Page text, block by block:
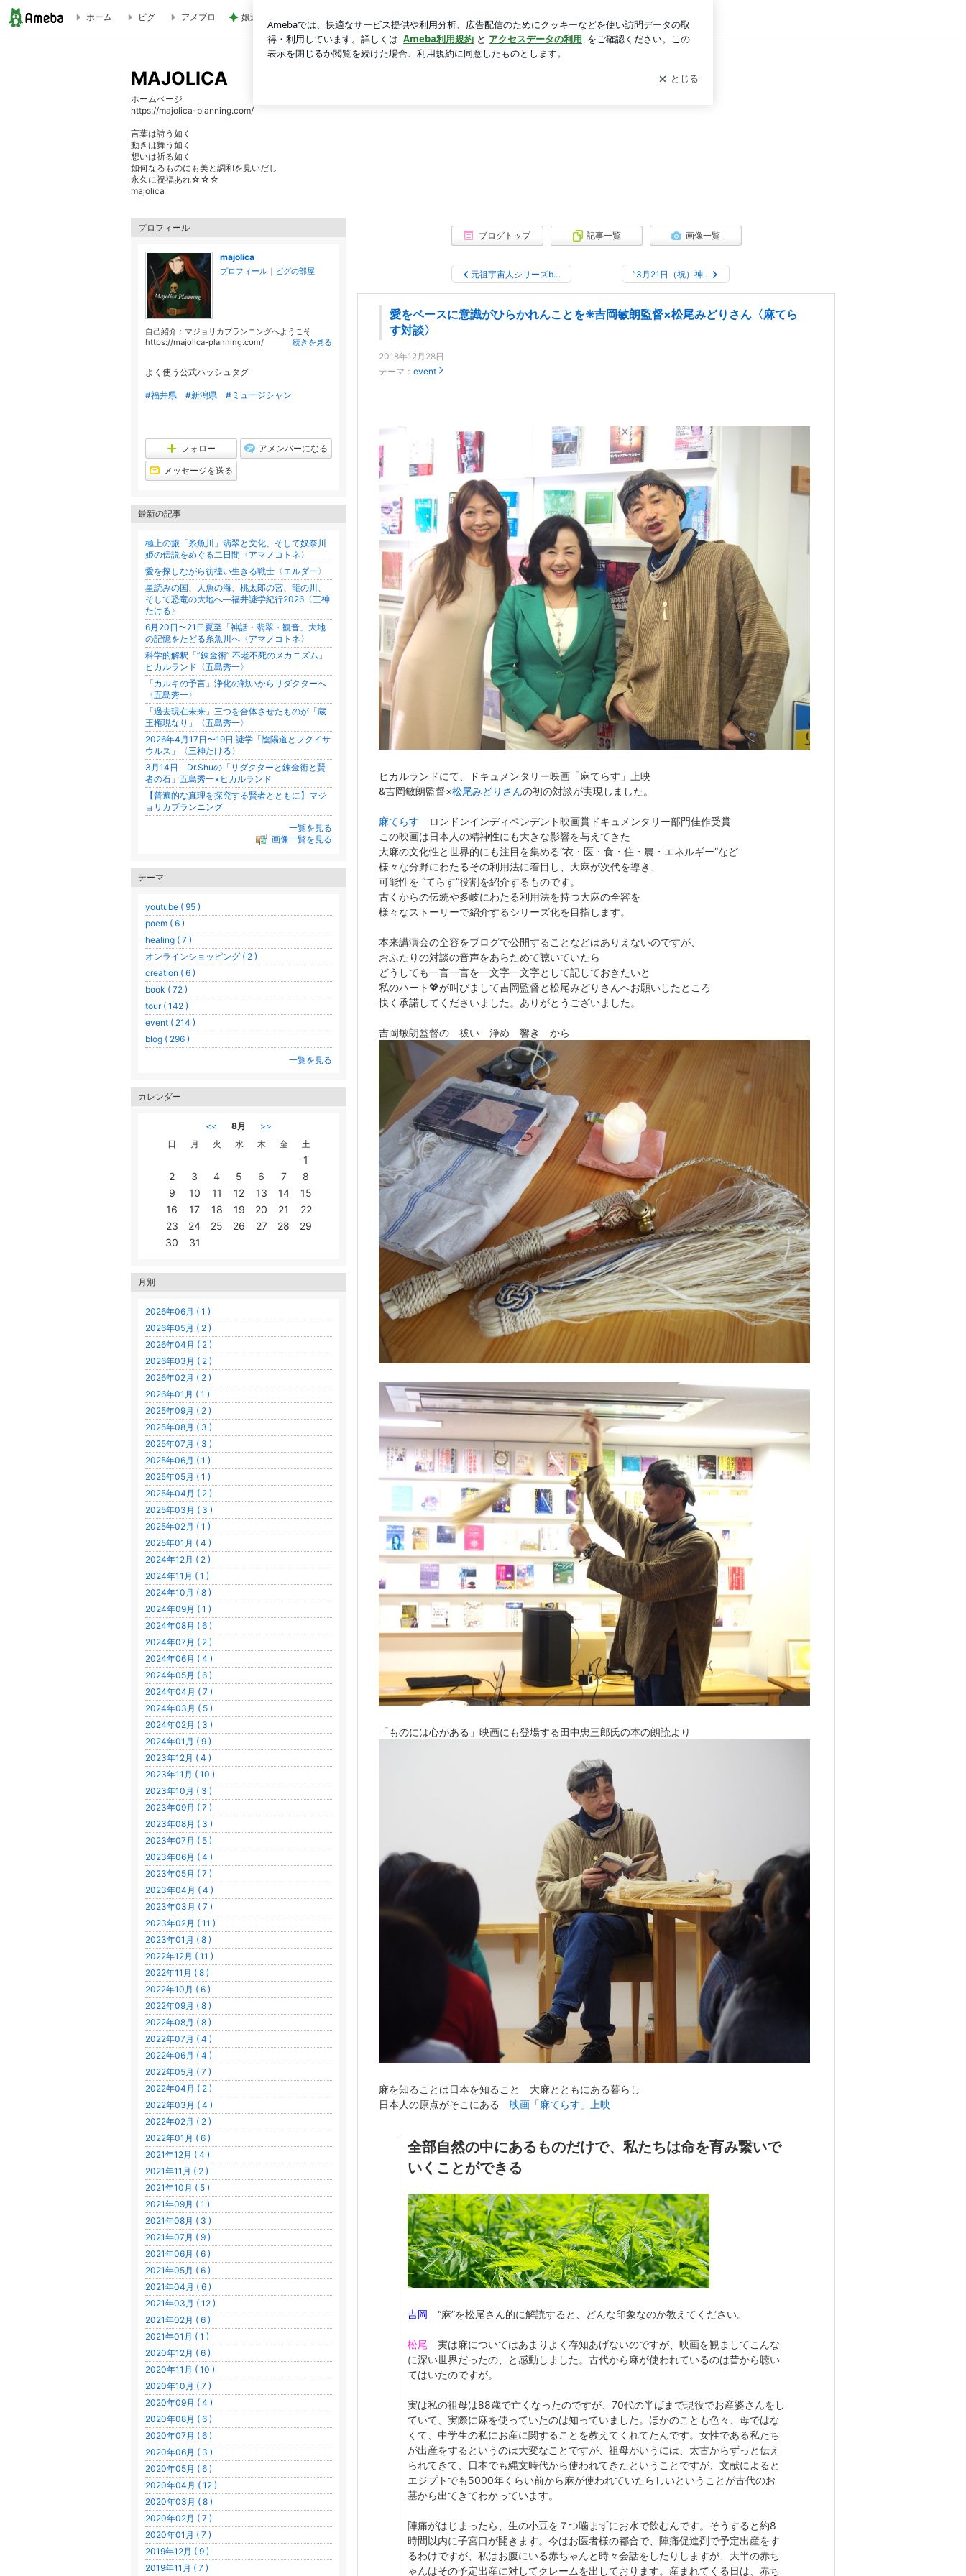
愛をベースに意識がひらかれんことを✳︎吉岡敏朗監督×松尾みどりさん〈麻てらす対談〉 | MAJOLICA
ホーム ピグ アメブロ 娘達のリクエストで作った甘辛チキン 新規登録 ログイン
MAJOLICA
ホームページ
https://majolica-planning.com/
言葉は詩う如く
動きは舞う如く
想いは祈る如く
如何なるものにも美と調和を見いだし
永久に祝福あれ☆☆☆
majolica
ブログトップ 記事一覧 画像一覧
元祖宇宙人シリーズb… ”3月21日（祝）神…
愛をベースに意識がひらかれんことを✳︎吉岡敏朗監督×松尾みどりさん〈麻てら
す対談〉
2018年12月28日
テーマ： event
ヒカルランドにて、ドキュメンタリー映画「麻てらす」上映
&吉岡敏朗監督×松尾みどりさんの初の対談が実現しました。
麻てらす ロンドンインディペンデント映画賞ドキュメンタリー部門佳作受賞
この映画は日本人の精神性にも大きな影響を与えてきた
大麻の文化性と世界的にも注目を集める“衣・医・食・住・農・エネルギー”など
様々な分野にわたるその利用法に着目し、大麻が次代を導き、
可能性を “てらす”役割を紹介するものです。
古くからの伝統や多岐にわたる利用法を持つ大麻の全容を
様々なストーリーで紹介するシリーズ化を目指します。
本来講演会の全容をブログで公開することなどはありえないのですが、
おふたりの対談の音声をあらためて聴いていたら
どうしても一言一言を一文字一文字として記しておきたいと
私のハート💖が叫びまして吉岡監督と松尾みどりさんへお願いしたところ
快く承諾してくださいました。ありがとうございました。
吉岡敏朗監督の 祓い 浄め 響き から
「ものには心がある」映画にも登場する田中忠三郎氏の本の朗読より
麻を知ることは日本を知ること 大麻とともにある暮らし
日本人の原点がそこにある 映画「麻てらす」上映
全部自然の中にあるものだけで、私たちは命を育み繋いで
いくことができる
吉岡 “麻”を松尾さん的に解読すると、どんな印象なのか教えてください。
松尾 実は麻についてはあまりよく存知あげないのですが、映画を観ましてこんな
に深い世界だったの、と感動しました。古代から麻が使われているのは昔から聴い
てはいたのですが。
実は私の祖母は88歳で亡くなったのですが、70代の半ばまで現役でお産婆さんをし
ていて、実際に麻を使っていたのは知っていました。ほかのことも色々、母ではな
くて、中学生の私にお産に関することを教えてくれてたんです。女性である私たち
が出産をするというのは大変なことですが、祖母がいうには、太古からずっと伝え
られてきて、日本でも縄文時代から使われてきたということですが、文献によると
エジプトでも5000年くらい前から麻が使われていたらしいということが古代のお
墓から出てきてわかっています。
陣痛がはじまったら、生の小豆を７つ噛まずにお水で飲むんです。そうすると約8
時間以内に子宮口が開きます。今はお医者様の都合で、陣痛促進剤で予定出産をす
るわけですが、私はお腹にいる赤ちゃんと時々会話をしたりしますが、大半の赤ち
ゃんはその予定出産に対してクレームを出しております。産まれてくる日は、赤ち
プロフィール
majolica
プロフィール ｜ ピグの部屋
自己紹介：マジョリカプランニングへようこそ
https://majolica-planning.com/
続きを見る
よく使う公式ハッシュタグ
#福井県 #新潟県 #ミュージシャン
フォロー アメンバーになる
メッセージを送る
最新の記事
極上の旅「糸魚川」翡翠と文化、そして奴奈川
姫の伝説をめぐる二日間〈アマノコトネ〉
愛を探しながら彷徨い生きる戦士〈エルダー〉
星読みの国、人魚の海、桃太郎の宮、龍の川、
そして恐竜の大地へ—福井謎学紀行2026〈三神
たける〉
6月20日〜21日夏至「神話・翡翠・観音」大地
の記憶をたどる糸魚川へ〈アマノコトネ〉
科学的解釈「”錬金術” 不老不死のメカニズム」
ヒカルランド〈五島秀一〉
「カルキの予言」浄化の戦いからリダクターへ
〈五島秀一〉
「過去現在未来」三つを合体させたものが「蔵
王権現なり」〈五島秀一〉
2026年4月17日〜19日 謎学「陰陽道とフクイサ
ウルス」〈三神たける〉
3月14日 Dr.Shuの「リダクターと錬金術と賢
者の石」五島秀一×ヒカルランド
【普遍的な真理を探究する賢者とともに】マジ
ョリカプランニング
一覧を見る
画像一覧を見る
テーマ
youtube ( 95 )
poem ( 6 )
healing ( 7 )
オンラインショッピング ( 2 )
creation ( 6 )
book ( 72 )
tour ( 142 )
event ( 214 )
blog ( 296 )
一覧を見る
カレンダー
<< 8月
>>
日
月 火 水 木 金 土
1
2
3 4 5 6 7
8
9
10 11 12 13 14
15
16
17 18 19 20 21
22
23
24 25 26 27 28
29
30
31
月別
2026年06月 ( 1 )
2026年05月 ( 2 )
2026年04月 ( 2 )
2026年03月 ( 2 )
2026年02月 ( 2 )
2026年01月 ( 1 )
2025年09月 ( 2 )
2025年08月 ( 3 )
2025年07月 ( 3 )
2025年06月 ( 1 )
2025年05月 ( 1 )
2025年04月 ( 2 )
2025年03月 ( 3 )
2025年02月 ( 1 )
2025年01月 ( 4 )
2024年12月 ( 2 )
2024年11月 ( 1 )
2024年10月 ( 8 )
2024年09月 ( 1 )
2024年08月 ( 6 )
2024年07月 ( 2 )
2024年06月 ( 4 )
2024年05月 ( 6 )
2024年04月 ( 7 )
2024年03月 ( 5 )
2024年02月 ( 3 )
2024年01月 ( 9 )
2023年12月 ( 4 )
2023年11月 ( 10 )
2023年10月 ( 3 )
2023年09月 ( 7 )
2023年08月 ( 3 )
2023年07月 ( 5 )
2023年06月 ( 4 )
2023年05月 ( 7 )
2023年04月 ( 4 )
2023年03月 ( 7 )
2023年02月 ( 11 )
2023年01月 ( 8 )
2022年12月 ( 11 )
2022年11月 ( 8 )
2022年10月 ( 6 )
2022年09月 ( 8 )
2022年08月 ( 8 )
2022年07月 ( 4 )
2022年06月 ( 4 )
2022年05月 ( 7 )
2022年04月 ( 2 )
2022年03月 ( 4 )
2022年02月 ( 2 )
2022年01月 ( 6 )
2021年12月 ( 4 )
2021年11月 ( 2 )
2021年10月 ( 5 )
2021年09月 ( 1 )
2021年08月 ( 3 )
2021年07月 ( 9 )
2021年06月 ( 6 )
2021年05月 ( 6 )
2021年04月 ( 6 )
2021年03月 ( 12 )
2021年02月 ( 6 )
2021年01月 ( 1 )
2020年12月 ( 6 )
2020年11月 ( 10 )
2020年10月 ( 7 )
2020年09月 ( 4 )
2020年08月 ( 6 )
2020年07月 ( 6 )
2020年06月 ( 3 )
2020年05月 ( 6 )
2020年04月 ( 12 )
2020年03月 ( 8 )
2020年02月 ( 7 )
2020年01月 ( 7 )
2019年12月 ( 9 )
2019年11月 ( 7 )